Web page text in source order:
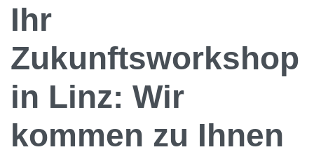
Ihr
Zukunftsworkshop
in Linz: Wir
kommen zu Ihnen